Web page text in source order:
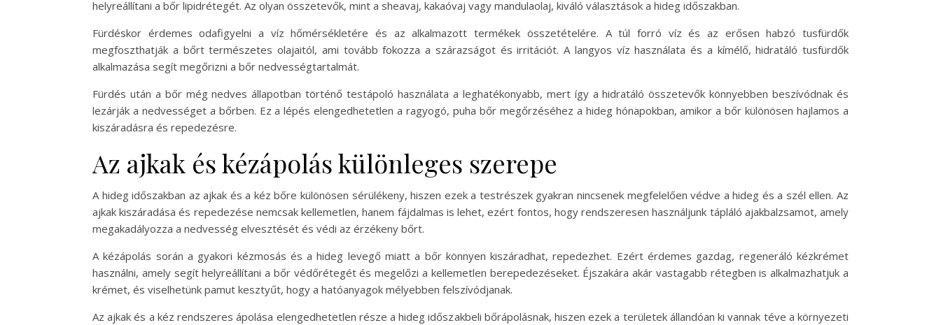
helyreállítani a bőr lipidrétegét. Az olyan összetevők, mint a sheavaj, kakaóvaj vagy mandulaolaj, kiváló választások a hideg időszakban.
Fürdéskor érdemes odafigyelni a víz hőmérsékletére és az alkalmazott termékek összetételére. A túl forró víz és az erősen habzó tusfürdők
megfoszthatják a bőrt természetes olajaitól, ami tovább fokozza a szárazságot és irritációt. A langyos víz használata és a kímélő, hidratáló tusfürdők
alkalmazása segít megőrizni a bőr nedvességtartalmát.
Fürdés után a bőr még nedves állapotban történő testápoló használata a leghatékonyabb, mert így a hidratáló összetevők könnyebben beszívódnak és
lezárják a nedvességet a bőrben. Ez a lépés elengedhetetlen a ragyogó, puha bőr megőrzéséhez a hideg hónapokban, amikor a bőr különösen hajlamos a
kiszáradásra és repedezésre.
Az ajkak és kézápolás különleges szerepe
A hideg időszakban az ajkak és a kéz bőre különösen sérülékeny, hiszen ezek a testrészek gyakran nincsenek megfelelően védve a hideg és a szél ellen. Az
ajkak kiszáradása és repedezése nemcsak kellemetlen, hanem fájdalmas is lehet, ezért fontos, hogy rendszeresen használjunk tápláló ajakbalzsamot, amely
megakadályozza a nedvesség elvesztését és védi az érzékeny bőrt.
A kézápolás során a gyakori kézmosás és a hideg levegő miatt a bőr könnyen kiszáradhat, repedezhet. Ezért érdemes gazdag, regeneráló kézkrémet
használni, amely segít helyreállítani a bőr védőrétegét és megelőzi a kellemetlen berepedezéseket. Éjszakára akár vastagabb rétegben is alkalmazhatjuk a
krémet, és viselhetünk pamut kesztyűt, hogy a hatóanyagok mélyebben felszívódjanak.
Az ajkak és a kéz rendszeres ápolása elengedhetetlen része a hideg időszakbeli bőrápolásnak, hiszen ezek a területek állandóan ki vannak téve a környezeti